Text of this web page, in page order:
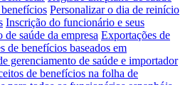
Personalizar o dia de reinício
Inscrição do funcionário e seus
saúde da empresa Exportações de
de benefícios baseados em
gerenciamento de saúde e importador
de benefícios na folha de